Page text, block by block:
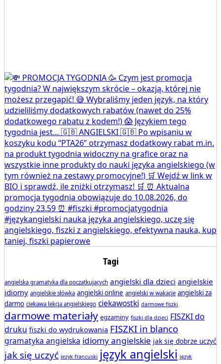
Tagi
angielska gramatyka dla początkujących angielski dla dzieci angielskie
idiomy angielskie słówka angielski online angielski w wakacje angielski za
darmo ciekawa lekcja angielskiego ciekawostki darmowe fiszki
darmowe materiały egzaminy fiszki dla dzieci FISZKI do
druku fiszki do wydrukowania FISZKI in blanco
gramatyka angielska idiomy angielskie jak się dobrze uczyć
jak się uczyć jezyk francuski język angielski język